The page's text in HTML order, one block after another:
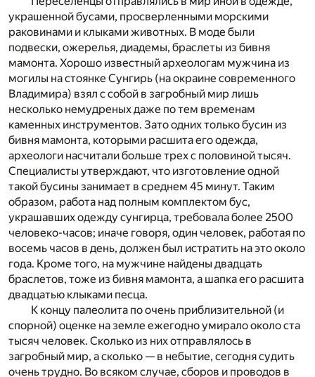
украшенной бусами, просверленными морскими
раковинами и клыками животных. В моде были
подвески, ожерелья, диадемы, браслеты из бивня
мамонта. Хорошо известный археологам мужчина из
могилы на стоянке Сунгирь (на окраине современного
Владимира) взял с собой в загробный мир лишь
несколько немудреных даже по тем временам
каменных инструментов. Зато одних только бусин из
бивня мамонта, которыми расшита его одежда,
археологи насчитали больше трех с половиной тысяч.
Специалисты утверждают, что изготовление одной
такой бусины занимает в среднем 45 минут. Таким
образом, работа над полным комплектом бус,
украшавших одежду сунгирца, требовала более 2500
человеко-часов; иначе говоря, один человек, работая по
восемь часов в день, должен был истратить на это около
года. Кроме того, на мужчине найдены двадцать
браслетов, тоже из бивня мамонта, а шапка его расшита
двадцатью клыками песца.
К концу палеолита по очень приблизительной (и
спорной) оценке на земле ежегодно умирало около ста
тысяч человек. Сколько из них отправлялось в
загробный мир, а сколько — в небытие, сегодня судить
очень трудно. Во всяком случае, сборов и проводов в